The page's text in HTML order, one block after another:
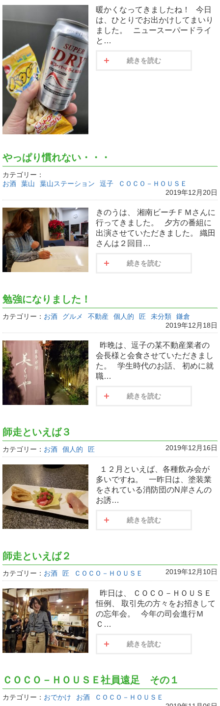
暖かくなってきましたね！ 今日
は、ひとりでお出かけしてまいり
ました。 ニュースーパードライ
と…
続きを読む
やっぱり慣れない・・・
カテゴリー：
お酒
葉山 葉山ステーション 逗子
ＣＯＣＯ－ＨＯＵＳＥ
2019年12月20日
きのうは、 湘南ビーチＦＭさんに
行ってきました。 夕方の番組に
出演させていただきました。 織田
さんは２回目…
続きを読む
勉強になりました！
カテゴリー： お酒 グルメ 不動産 個人的 匠 未分類
鎌倉
2019年12月18日
昨晩は、逗子の某不動産業者の
会長様と会食させていただきまし
た。 学生時代のお話、 初めに就
職…
続きを読む
師走といえば３
カテゴリー： お酒 個人的 匠 2019年12月16日
１２月といえば、各種飲み会が
多いですね。 一昨日は、塗装業
をされている消防団のN岸さんの
お誘…
続きを読む
師走といえば２
カテゴリー： お酒 匠 ＣＯＣＯ－ＨＯＵＳＥ 2019年12月10日
昨日は、 ＣＯＣＯ－ＨＯＵＳＥ
恒例、 取引先の方々をお招きして
の忘年会。 今年の司会進行Ｍ
Ｃ…
続きを読む
ＣＯＣＯ－ＨＯＵＳＥ社員遠足 その１
カテゴリー： おでかけ お酒
ＣＯＣＯ－ＨＯＵＳＥ